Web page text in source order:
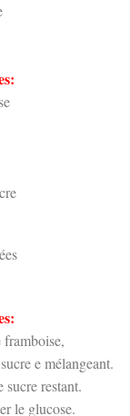
framboise,
e mélangeant.
restant.
le glucose.